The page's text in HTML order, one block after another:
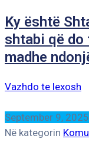
Ky është
shtabi që
madhe
Vazhdo te lexosh
September 9, 2025
Në kategorin